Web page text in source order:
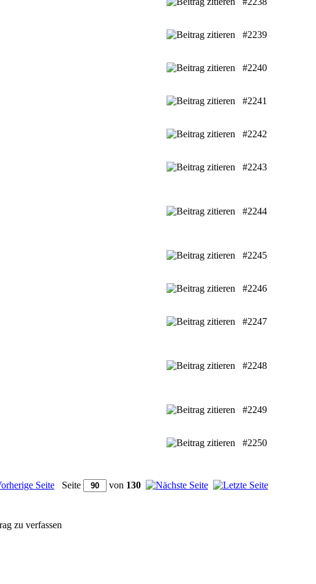
#2239
#2240
#2241
#2242
#2243
#2244
#2245
#2246
#2247
#2248
#2249
#2250
Seite von 130
zu verfassen